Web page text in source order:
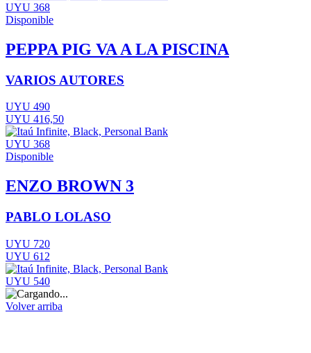
UYU 368
Disponible
PEPPA PIG VA A LA PISCINA
VARIOS AUTORES
UYU 490
UYU 416,50
UYU 368
Disponible
ENZO BROWN 3
PABLO LOLASO
UYU 720
UYU 612
UYU 540
Volver arriba